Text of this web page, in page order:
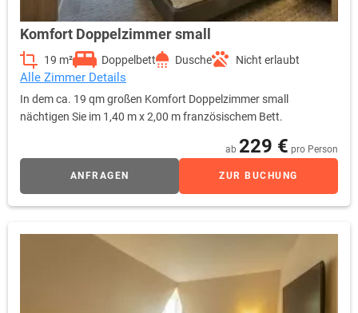
Komfort Doppelzimmer small
19 m² Doppelbett Dusche Nicht erlaubt
Alle Zimmer Details
In dem ca. 19 qm großen Komfort Doppelzimmer small
nächtigen Sie im 1,40 m x 2,00 m französischem Bett.
ab 229 € pro Person
ANFRAGEN ZUR BUCHUNG